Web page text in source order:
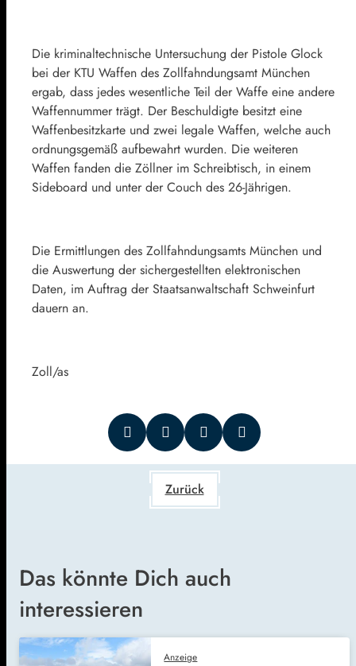
Die kriminaltechnische Untersuchung der Pistole Glock
bei der KTU Waffen des Zollfahndungsamt München
ergab, dass jedes wesentliche Teil der Waffe eine andere
Waffennummer trägt. Der Beschuldigte besitzt eine
Waffenbesitzkarte und zwei legale Waffen, welche auch
ordnungsgemäß aufbewahrt wurden. Die weiteren
Waffen fanden die Zöllner im Schreibtisch, in einem
Sideboard und unter der Couch des 26-Jährigen.
Die Ermittlungen des Zollfahndungsamts München und
die Auswertung der sichergestellten elektronischen
Daten, im Auftrag der Staatsanwaltschaft Schweinfurt
dauern an.
Zoll/as
Zurück
Das könnte Dich auch
interessieren
Anzeige